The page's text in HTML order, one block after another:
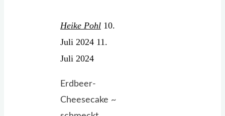
Heike Pohl 10.
Juli 2024 11.
Juli 2024
Erdbeer-
Cheesecake ~